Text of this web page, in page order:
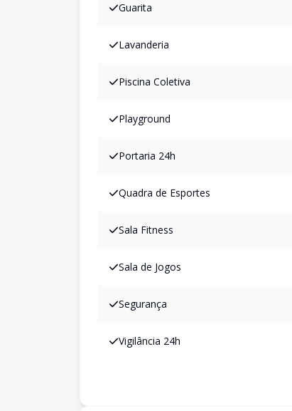
Guarita
Lavanderia
Piscina Coletiva
Playground
Portaria 24h
Quadra de Esportes
Sala Fitness
Sala de Jogos
Segurança
Vigilância 24h